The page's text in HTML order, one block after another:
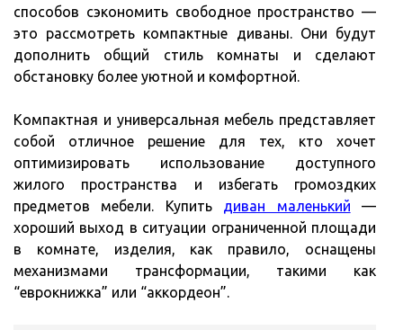
способов сэкономить свободное пространство —
это рассмотреть компактные диваны. Они будут
дополнить общий стиль комнаты и сделают
обстановку более уютной и комфортной.
Компактная и универсальная мебель представляет
собой отличное решение для тех, кто хочет
оптимизировать использование доступного
жилого пространства и избегать громоздких
предметов мебели. Купить диван маленький —
хороший выход в ситуации ограниченной площади
в комнате, изделия, как правило, оснащены
механизмами трансформации, такими как
“еврокнижка” или “аккордеон”.